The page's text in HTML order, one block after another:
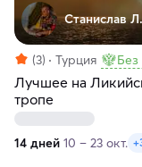
Станислав Л.
(3) Турция Без
Лучшее на
тропе
14 дней 10 – 23 окт.